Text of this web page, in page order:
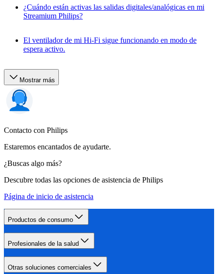
¿Cuándo están activas las salidas digitales/analógicas en mi
Streamium Philips?
El ventilador de mi Hi-Fi sigue funcionando en modo de
espera activo.
Mostrar más
Contacto con Philips
Estaremos encantados de ayudarte.
¿Buscas algo más?
Descubre todas las opciones de asistencia de Philips
Página de inicio de asistencia
Productos de consumo
Profesionales de la salud
Otras soluciones comerciales